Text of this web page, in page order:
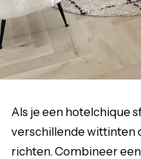
Als je een hotelchique
verschillende wittinten
richten. Combineer